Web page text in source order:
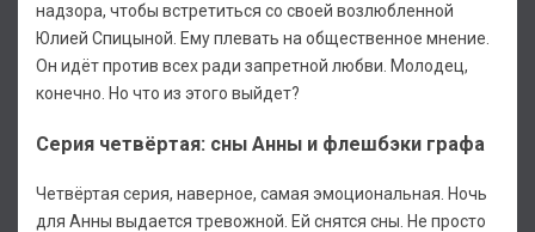
надзора, чтобы встретиться со своей возлюбленной
Юлией Спицыной. Ему плевать на общественное мнение.
Он идёт против всех ради запретной любви. Молодец,
конечно. Но что из этого выйдет?
Серия четвёртая: сны Анны и флешбэки графа
Четвёртая серия, наверное, самая эмоциональная. Ночь
для Анны выдается тревожной. Ей снятся сны. Не просто